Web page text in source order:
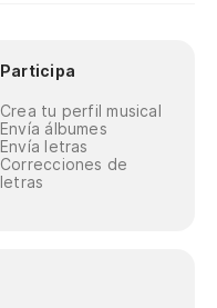
Participa
Crea tu perfil musical
Envía álbumes
Envía letras
Correcciones de
letras